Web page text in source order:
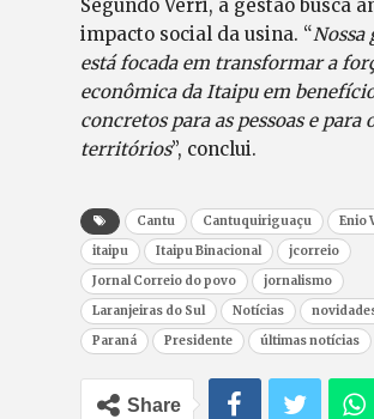
Segundo Verri, a gestão busca
impacto social da usina. “Nossa
está focada em transformar a
econômica da Itaipu em
concretos para as pessoas e para
territórios”, conclui.
Cantu Cantuquiriguaçu
Enio
itaipu
Itaipu Binacional
jcorreio
Jornal Correio do povo
jornalismo
Laranjeiras do Sul
Notícias
Paraná
Presidente últimas notícias
Share